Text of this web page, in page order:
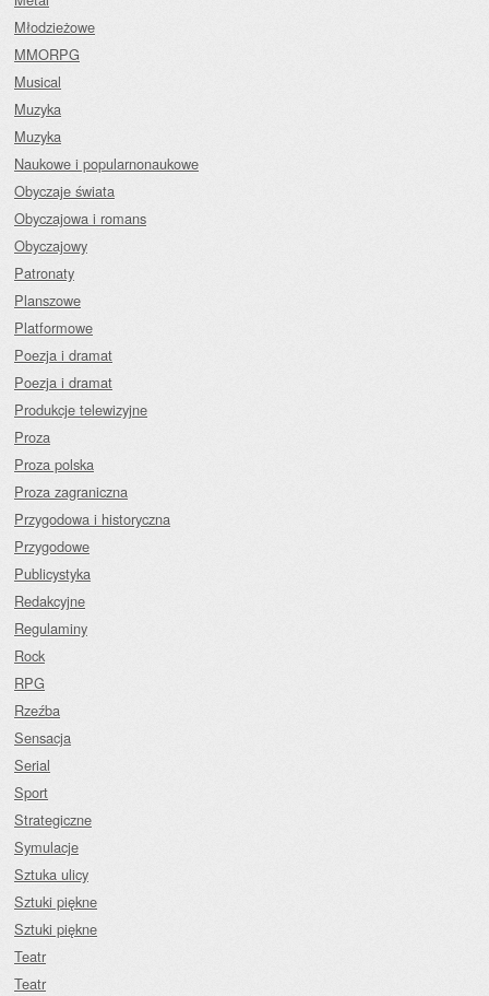
Młodzieżowe
MMORPG
Musical
Muzyka
Muzyka
Naukowe i popularnonaukowe
Obyczaje świata
Obyczajowa i romans
Obyczajowy
Patronaty
Planszowe
Platformowe
Poezja i dramat
Poezja i dramat
Produkcje telewizyjne
Proza
Proza polska
Proza zagraniczna
Przygodowa i historyczna
Przygodowe
Publicystyka
Redakcyjne
Regulaminy
Rock
RPG
Rzeźba
Sensacja
Serial
Sport
Strategiczne
Symulacje
Sztuka ulicy
Sztuki piękne
Sztuki piękne
Teatr
Teatr